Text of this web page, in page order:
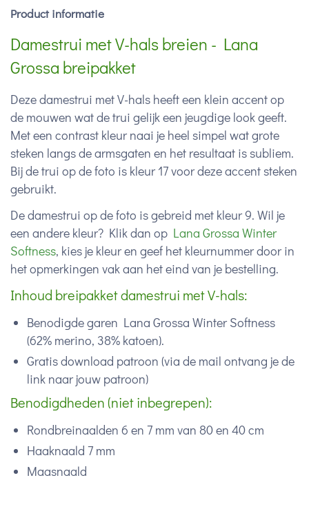
Product informatie
Damestrui met V-hals breien - Lana
Grossa breipakket
Deze damestrui met V-hals heeft een klein accent op
de mouwen wat de trui gelijk een jeugdige look geeft.
Met een contrast kleur naai je heel simpel wat grote
steken langs de armsgaten en het resultaat is subliem.
Bij de trui op de foto is kleur 17 voor deze accent steken
gebruikt.
De damestrui op de foto is gebreid met kleur 9. Wil je
een andere kleur? Klik dan op Lana Grossa Winter
Softness, kies je kleur en geef het kleurnummer door in
het opmerkingen vak aan het eind van je bestelling.
Inhoud breipakket damestrui met V-hals:
Benodigde garen Lana Grossa Winter Softness
(62% merino, 38% katoen).
Gratis download patroon (via de mail ontvang je de
link naar jouw patroon)
Benodigdheden (niet inbegrepen):
Rondbreinaalden 6 en 7 mm van 80 en 40 cm
Haaknaald 7 mm
Maasnaald